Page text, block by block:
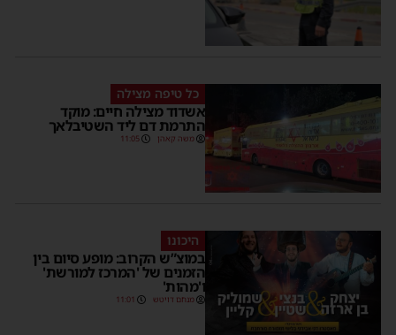
כל טיפה מצילה
אשדוד מצילה חיים: מוקד
התרמת דם ליד השטיבלאך
משה קאהן 11:05
היכונו
במוצ”ש הקרוב: מופע סיום בין
הזמנים של 'המרכז למורשת'
ו'מהות'
מנחם דויטש 11:01